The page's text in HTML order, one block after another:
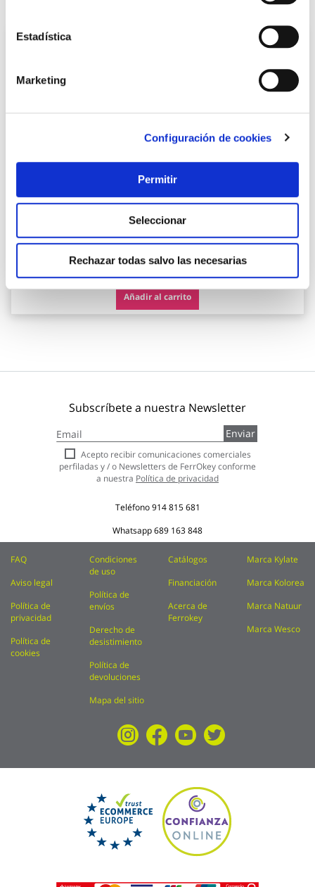
Estadística
Marketing
Configuración de cookies
Permitir
Seleccionar
Rechazar todas salvo las necesarias
TOP VENTAS
Bota seguridad s3 src arpon gore-tex talla 41 robusta
Robusta
117,90 €
Añadir al carrito
Subscríbete a nuestra Newsletter
a
nuestro
boletín
de
Enviar
Acepto recibir comunicaciones comerciales
perfiladas y / o Newsletters de FerrOkey conforme
a nuestra Política de privacidad
Teléfono914 815 681
Whatsapp689 163 848
FAQ
Aviso legal
Política de
privacidad
Política de
cookies
Condiciones
de uso
Política de
envíos
Derecho de
desistimiento
Política de
devoluciones
Mapa del sitio
Catálogos
Financiación
Acerca de
Ferrokey
Marca Kylate
Marca Kolorea
Marca Natuur
Marca Wesco